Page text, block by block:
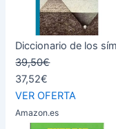
Diccionario de los
39,50€
37,52€
VER OFERTA
Amazon.es